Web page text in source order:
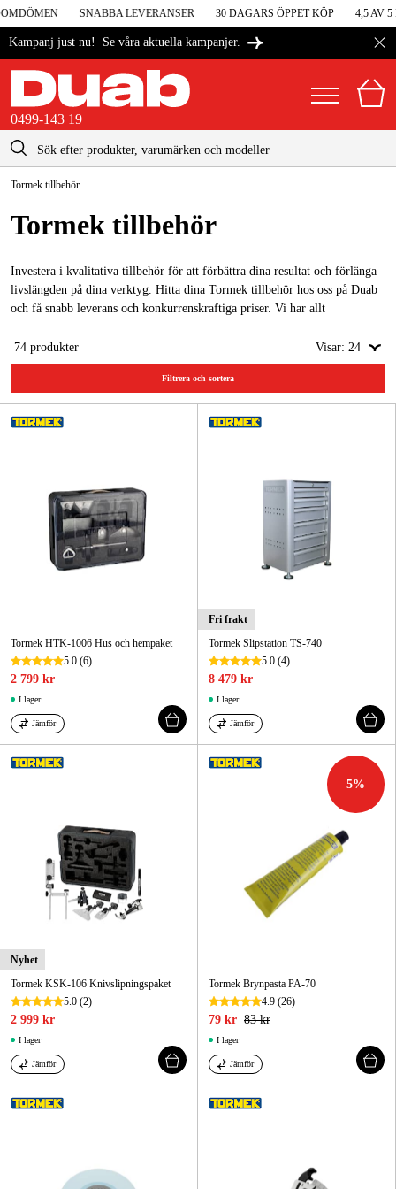
SNABBA LEVERANSER 30 DAGARS ÖPPET KÖP 4,5 AV 5 I
Kampanj just nu! Se våra aktuella kampanjer.
0499-143 19
Sverige
Danmark
Suomi
Norge
Maskiner & verktyg
Garage & verkstad
Maskintillbehör & förbrukning
Arbetskläder & skydd
Skog & trädgård
Kampanjer
Varumärken
Kontakt & Öppettider
FAQ
kontakt@duab.se
Tormek tillbehör
Tormek tillbehör
Investera i kvalitativa tillbehör för att förbättra dina resultat och förlänga
livslängden på dina verktyg. Hitta dina Tormek tillbehör hos oss på Duab
och få snabb leverans och konkurrenskraftiga priser. Vi har allt
74 produkter Visar: 24
Filtrera och sortera
Tormek HTK-1006 Hus och hempaket
5.0 (6)
2 799 kr
I lager
Jämför
Fri frakt
Tormek Slipstation TS-740
5.0 (4)
8 479 kr
I lager
Jämför
Nyhet
Tormek KSK-106 Knivslipningspaket
5.0 (2)
2 999 kr
I lager
Jämför
5%
Tormek Brynpasta PA-70
4.9 (26)
79 kr 83 kr
I lager
Jämför